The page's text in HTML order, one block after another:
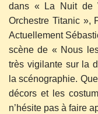
dans « La Nuit de
Orchestre Titanic »,
Actuellement
scène de « Nous
très vigilante sur la
la scénographie.
décors et les
n’hésite pas à faire